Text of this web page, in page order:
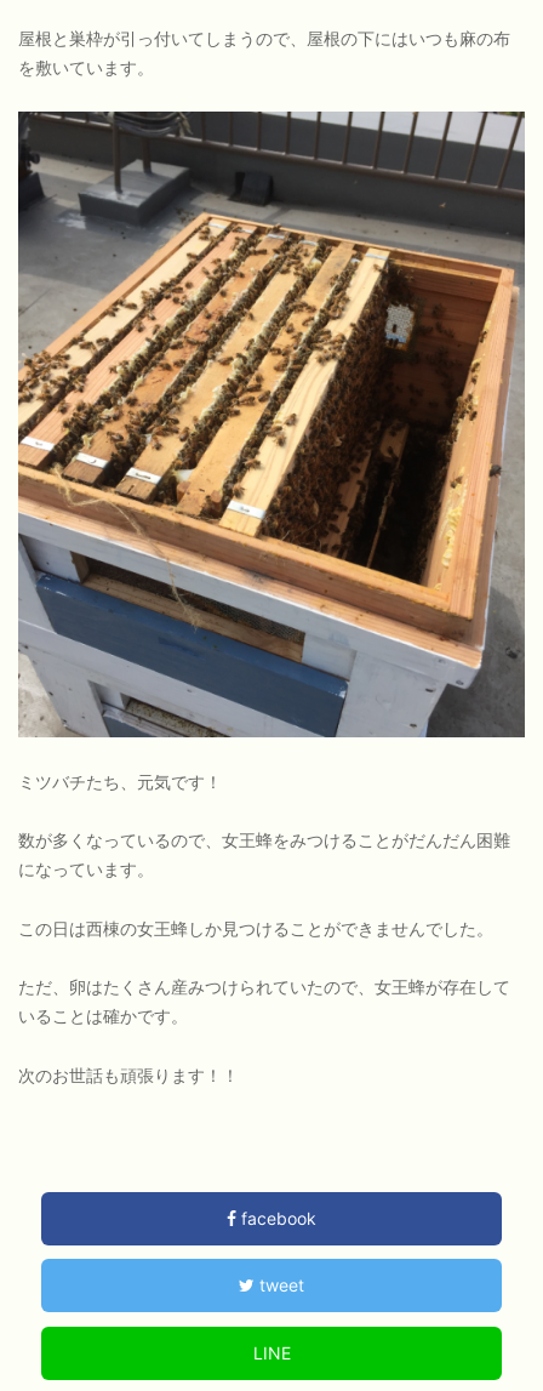
屋根と巣枠が引っ付いてしまうので、屋根の下にはいつも麻の布
を敷いています。
ミツバチたち、元気です！
数が多くなっているので、女王蜂をみつけることがだんだん困難
になっています。
この日は西棟の女王蜂しか見つけることができませんでした。
ただ、卵はたくさん産みつけられていたので、女王蜂が存在して
いることは確かです。
次のお世話も頑張ります！！
facebook
tweet
LINE